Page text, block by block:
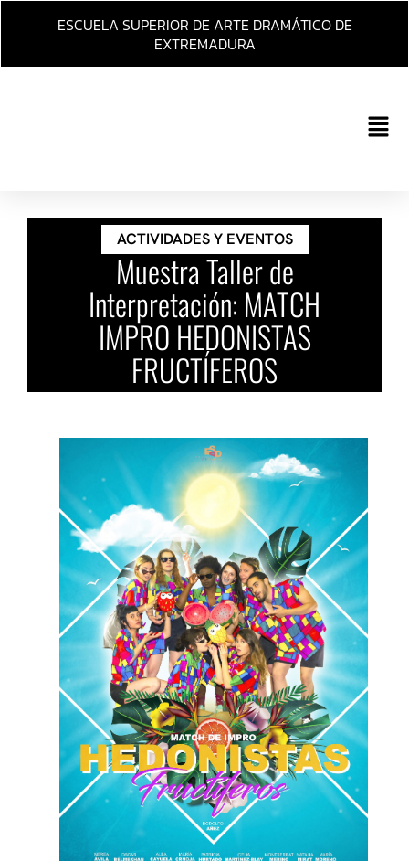
Ir
ESCUELA SUPERIOR DE ARTE DRAMÁTICO DE
EXTREMADURA
Main
ACTIVIDADES Y EVENTOS
Muestra Taller de
Interpretación: MATCH
IMPRO HEDONISTAS
FRUCTÍFEROS